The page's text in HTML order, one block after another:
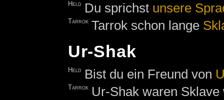
Held Du sprichst unsere
Tarrok Tarrok schon lange
Ur-Shak
Held Bist du ein Freund von
Tarrok Ur-Shak waren